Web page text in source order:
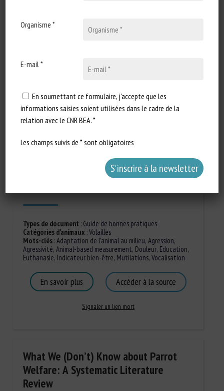
être,Logement One Welfare ,Relation homme-animal
Troubles comportementaux
En savoir plus
SFA)
Types de document : Guide de bonnes pratiques
Catégories d'animaux :Volailles
Mots-clés:Adaptation de l'animal au milieu, Agression,
Agressivité, Animal-based measurement, Douleur, Education,
Euthanasie, Indicateur bien-être, Mutilations, Vocalisation
En savoir plus Accéder à la source
Signaler un lien mort
What We (Don’t) Know about Parrot
Welfare: A Systematic Literature
Review
Organisme *
E-mail *
En soumettant ce formulaire, j'accepte que les
informations saisies soient utilisées dans le cadre de la
relation avec le CNR BEA. *
Les champs suivis de * sont obligatoires